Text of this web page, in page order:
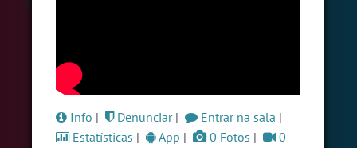
#RadioModao
Ver todas as salas
Info | Denunciar| Entrar na sala |
Estatísticas | App | 0 Fotos |
0